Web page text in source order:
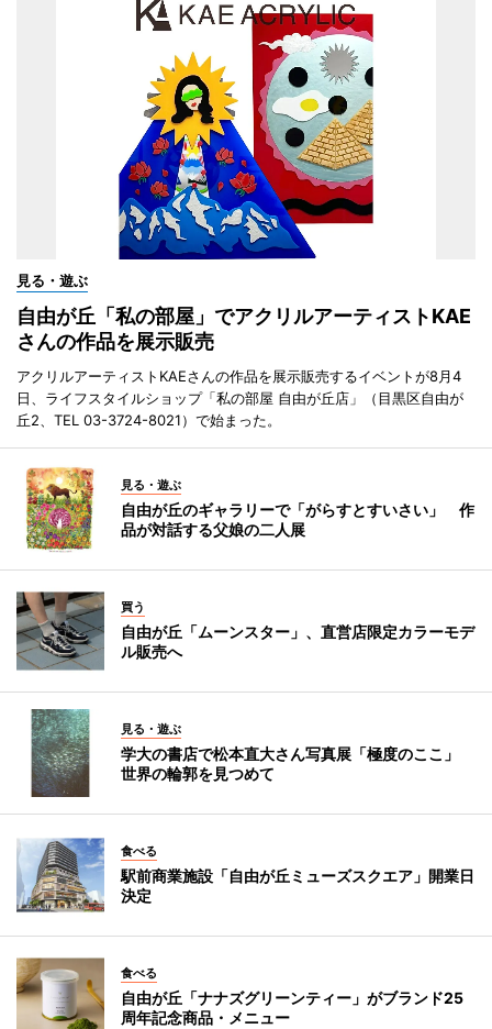
見る・遊ぶ
自由が丘「私の部屋」でアクリルアーティストKAE
さんの作品を展示販売
アクリルアーティストKAEさんの作品を展示販売するイベントが8月4
日、ライフスタイルショップ「私の部屋 自由が丘店」（目黒区自由が
丘2、TEL 03-3724-8021）で始まった。
見る・遊ぶ
自由が丘のギャラリーで「がらすとすいさい」 作
品が対話する父娘の二人展
買う
自由が丘「ムーンスター」、直営店限定カラーモデ
ル販売へ
見る・遊ぶ
学大の書店で松本直大さん写真展「極度のここ」
世界の輪郭を見つめて
食べる
駅前商業施設「自由が丘ミューズスクエア」開業日
決定
食べる
自由が丘「ナナズグリーンティー」がブランド25
周年記念商品・メニュー